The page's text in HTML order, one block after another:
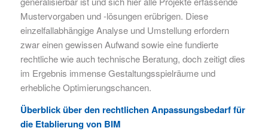
Mustervorgaben und -lösungen erübrigen. Diese
einzelfallabhängige Analyse und Umstellung erfordern
zwar einen gewissen Aufwand sowie eine fundierte
rechtliche wie auch technische Beratung, doch zeitigt dies
im Ergebnis immense Gestaltungsspielräume und
erhebliche Optimierungschancen.
Überblick über den rechtlichen Anpassungsbedarf für
die Etablierung von BIM